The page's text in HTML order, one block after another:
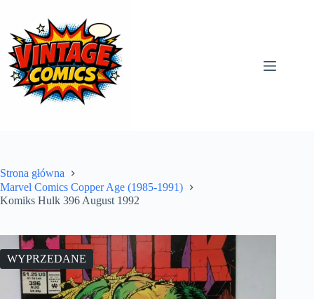
treści
Strona główna
Marvel Comics Copper Age (1985-1991)
Komiks Hulk 396 August 1992
WYPRZEDANE